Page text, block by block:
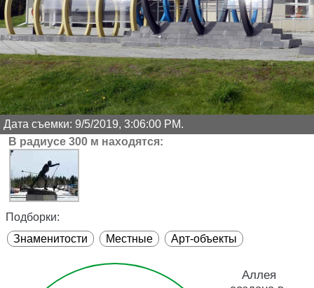
Дата съемки: 9/5/2019, 3:06:00 PM.
В радиусе 300 м находятся:
Подборки:
Знаменитости
Местные Арт-объекты
Аллея